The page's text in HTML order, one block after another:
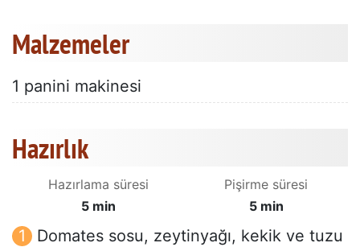
Malzemeler
1 panini makinesi
Hazırlık
Hazırlama süresi
5 min
Pişirme süresi
5 min
Domates sosu, zeytinyağı, kekik ve tuzu